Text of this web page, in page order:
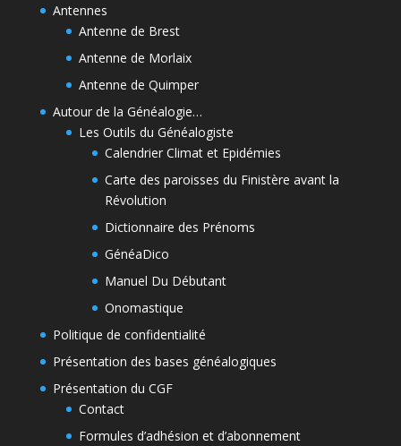
Antennes
Antenne de Brest
Antenne de Morlaix
Antenne de Quimper
Autour de la Généalogie…
Les Outils du Généalogiste
Calendrier Climat et Epidémies
Carte des paroisses du Finistère avant la
Révolution
Dictionnaire des Prénoms
GénéaDico
Manuel Du Débutant
Onomastique
Politique de confidentialité
Présentation des bases généalogiques
Présentation du CGF
Contact
Formules d’adhésion et d’abonnement